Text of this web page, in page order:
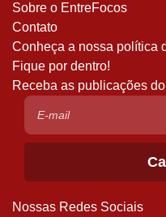
Sobre o EntreFocos
Contato
Conheça a nossa política
Fique por dentro!
Receba as publicações
Nossas Redes Sociais